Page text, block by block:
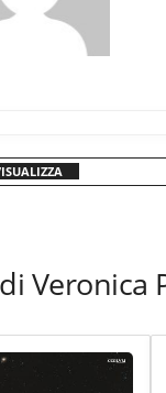
Veronica